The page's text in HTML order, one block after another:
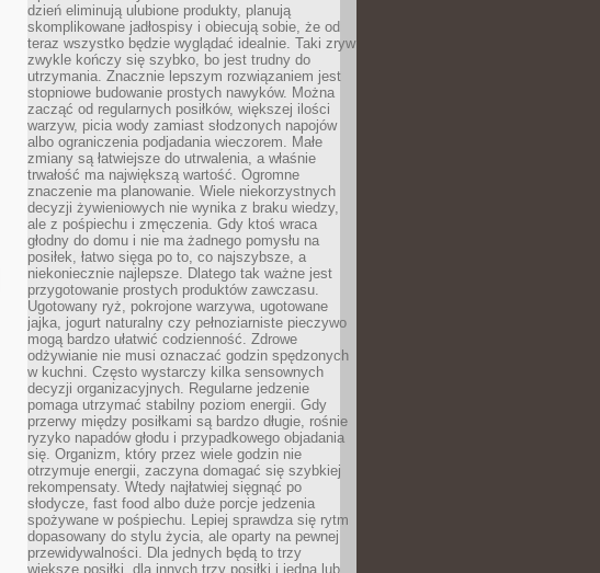
dzień eliminują ulubione produkty, planują
skomplikowane jadłospisy i obiecują sobie, że od
teraz wszystko będzie wyglądać idealnie. Taki zryw
zwykle kończy się szybko, bo jest trudny do
utrzymania. Znacznie lepszym rozwiązaniem jest
stopniowe budowanie prostych nawyków. Można
zacząć od regularnych posiłków, większej ilości
warzyw, picia wody zamiast słodzonych napojów
albo ograniczenia podjadania wieczorem. Małe
zmiany są łatwiejsze do utrwalenia, a właśnie
trwałość ma największą wartość. Ogromne
znaczenie ma planowanie. Wiele niekorzystnych
decyzji żywieniowych nie wynika z braku wiedzy,
ale z pośpiechu i zmęczenia. Gdy ktoś wraca
głodny do domu i nie ma żadnego pomysłu na
posiłek, łatwo sięga po to, co najszybsze, a
niekoniecznie najlepsze. Dlatego tak ważne jest
przygotowanie prostych produktów zawczasu.
Ugotowany ryż, pokrojone warzywa, ugotowane
jajka, jogurt naturalny czy pełnoziarniste pieczywo
mogą bardzo ułatwić codzienność. Zdrowe
odżywianie nie musi oznaczać godzin spędzonych
w kuchni. Często wystarczy kilka sensownych
decyzji organizacyjnych. Regularne jedzenie
pomaga utrzymać stabilny poziom energii. Gdy
przerwy między posiłkami są bardzo długie, rośnie
ryzyko napadów głodu i przypadkowego objadania
się. Organizm, który przez wiele godzin nie
otrzymuje energii, zaczyna domagać się szybkiej
rekompensaty. Wtedy najłatwiej sięgnąć po
słodycze, fast food albo duże porcje jedzenia
spożywane w pośpiechu. Lepiej sprawdza się rytm
dopasowany do stylu życia, ale oparty na pewnej
przewidywalności. Dla jednych będą to trzy
większe posiłki, dla innych trzy posiłki i jedna lub